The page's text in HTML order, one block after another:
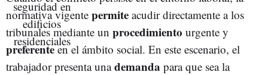
normativa vigente permite acudir directamente a los
tribunales mediante un procedimiento urgente y
preferenteen el ámbito social. En este escenario, el
trabajador presenta unademanda para que sea la